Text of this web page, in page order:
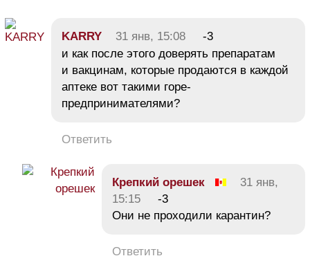
KARRY 31 янв, 15:08
-3
и как после этого доверять препаратам
и вакцинам, которые продаются в каждой
аптеке вот такими горе-
предпринимателями?
Ответить
Крепкий орешек
31 янв,
15:15
-3
Они не проходили карантин?
Ответить